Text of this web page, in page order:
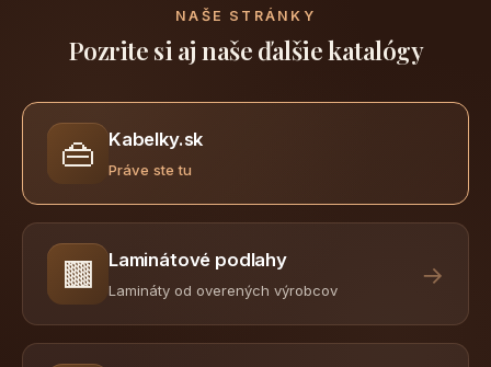
NAŠE STRÁNKY
Pozrite si aj naše ďalšie katalógy
👜 Kabelky.sk
Práve ste tu
🟫 Laminátové podlahy
Lamináty od overených výrobcov
→